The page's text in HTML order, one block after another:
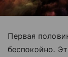
Первая
беспокойно.